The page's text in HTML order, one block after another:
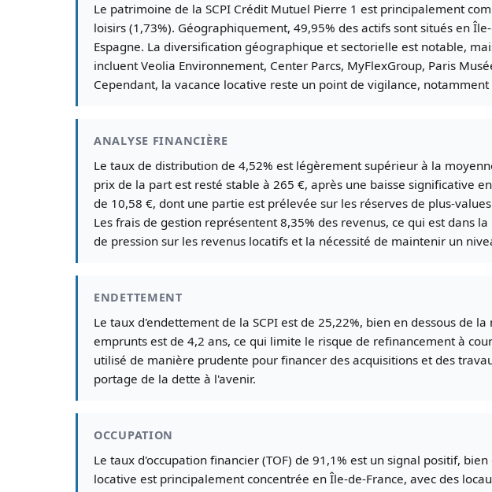
Le patrimoine de la SCPI Crédit Mutuel Pierre 1 est principalement
loisirs (1,73%). Géographiquement, 49,95% des actifs sont situés en
Espagne. La diversification géographique et sectorielle est notable,
incluent Veolia Environnement, Center Parcs, MyFlexGroup, Paris
Cependant, la vacance locative reste un point de vigilance, notamment
ANALYSE FINANCIÈRE
Le taux de distribution de 4,52% est légèrement supérieur à la
prix de la part est resté stable à 265 €, après une baisse significative
de 10,58 €, dont une partie est prélevée sur les réserves de plus-
Les frais de gestion représentent 8,35% des revenus, ce qui est dans
de pression sur les revenus locatifs et la nécessité de maintenir un
ENDETTEMENT
Le taux d'endettement de la SCPI est de 25,22%, bien en dessous de
emprunts est de 4,2 ans, ce qui limite le risque de refinancement à
utilisé de manière prudente pour financer des acquisitions et des
portage de la dette à l'avenir.
OCCUPATION
Le taux d'occupation financier (TOF) de 91,1% est un signal positif,
locative est principalement concentrée en Île-de-France, avec des